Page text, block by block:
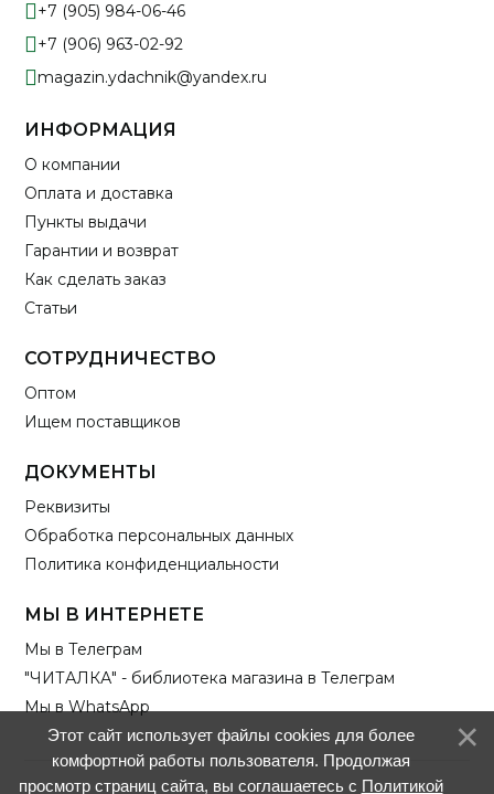
+7 (905) 984-06-46
+7 (906) 963-02-92
magazin.ydachnik@yandex.ru
ИНФОРМАЦИЯ
О компании
Оплата и доставка
Пункты выдачи
Гарантии и возврат
Как сделать заказ
Статьи
СОТРУДНИЧЕСТВО
Оптом
Ищем поставщиков
ДОКУМЕНТЫ
Реквизиты
Обработка персональных данных
Политика конфиденциальности
МЫ В ИНТЕРНЕТЕ
Мы в Телеграм
"ЧИТАЛКА" - библиотека магазина в Телеграм
Мы в WhatsApp
Этот сайт использует файлы cookies для более
комфортной работы пользователя. Продолжая
просмотр страниц сайта, вы соглашаетесь с Политикой